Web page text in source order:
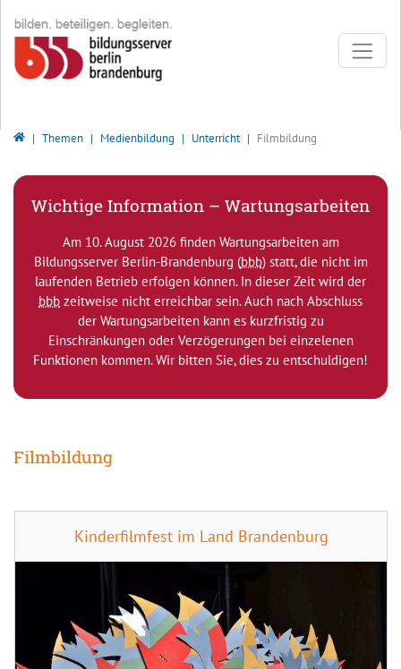
Bildungsserver Berlin - Brandenburg
Themen Medienbildung Unterricht Filmbildung
Wichtige Information – Wartungsarbeiten
Am 10. August 2026 finden Wartungsarbeiten am
Bildungsserver Berlin-Brandenburg (bbb) statt, die nicht im
laufenden Betrieb erfolgen können. In dieser Zeit wird der
bbb zeitweise nicht erreichbar sein. Auch nach Abschluss
der Wartungsarbeiten kann es kurzfristig zu
Einschränkungen oder Verzögerungen bei einzelenen
Funktionen kommen. Wir bitten Sie, dies zu entschuldigen!
Filmbildung
Kinderfilmfest im Land Brandenburg